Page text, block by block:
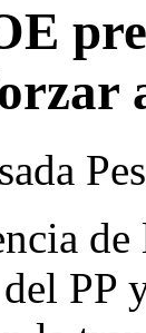
PP